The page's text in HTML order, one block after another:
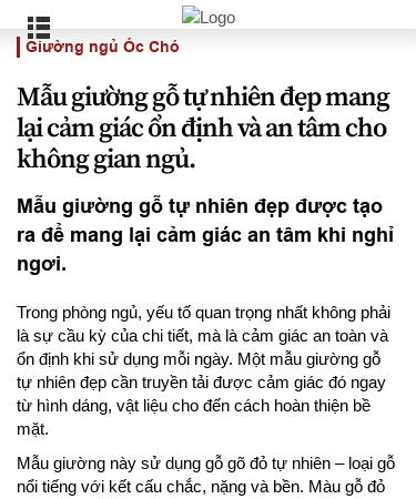
Giường ngủ Óc Chó
Mẫu giường gỗ tự nhiên đẹp mang
lại cảm giác ổn định và an tâm cho
không gian ngủ.
Mẫu giường gỗ tự nhiên đẹp được tạo
ra để mang lại cảm giác an tâm khi nghỉ
ngơi.
Trong phòng ngủ, yếu tố quan trọng nhất không phải
là sự cầu kỳ của chi tiết, mà là cảm giác an toàn và
ổn định khi sử dụng mỗi ngày. Một mẫu giường gỗ
tự nhiên đẹp cần truyền tải được cảm giác đó ngay
từ hình dáng, vật liệu cho đến cách hoàn thiện bề
mặt.
Mẫu giường này sử dụng gỗ gõ đỏ tự nhiên – loại gỗ
nổi tiếng với kết cấu chắc, nặng và bền. Màu gỗ đỏ